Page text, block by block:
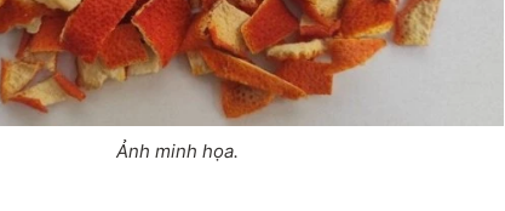
Ảnh minh họa.